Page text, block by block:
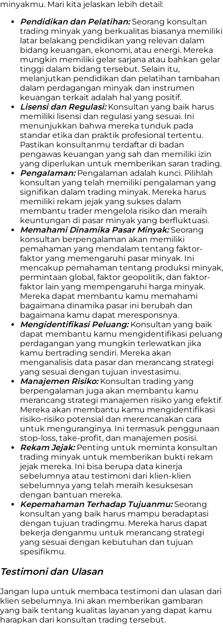
minyakmu. Mari kita jelaskan lebih detail:
Pendidikan dan Pelatihan:Seorang konsultan
trading minyak yang berkualitas biasanya memiliki
latar belakang pendidikan yang relevan dalam
bidang keuangan, ekonomi, atau energi. Mereka
mungkin memiliki gelar sarjana atau bahkan gelar
tinggi dalam bidang tersebut. Selain itu,
melanjutkan pendidikan dan pelatihan tambahan
dalam perdagangan minyak dan instrumen
keuangan terkait adalah hal yang positif.
Lisensi dan Regulasi:Konsultan yang baik harus
memiliki lisensi dan regulasi yang sesuai. Ini
menunjukkan bahwa mereka tunduk pada
standar etika dan praktik profesional tertentu.
Pastikan konsultanmu terdaftar di badan
pengawas keuangan yang sah dan memiliki izin
yang diperlukan untuk memberikan saran trading.
Pengalaman:Pengalaman adalah kunci. Pilihlah
konsultan yang telah memiliki pengalaman yang
signifikan dalam trading minyak. Mereka harus
memiliki rekam jejak yang sukses dalam
membantu trader mengelola risiko dan meraih
keuntungan di pasar minyak yang berfluktuasi.
Memahami Dinamika Pasar Minyak:Seorang
konsultan berpengalaman akan memiliki
pemahaman yang mendalam tentang faktor-
faktor yang memengaruhi pasar minyak. Ini
mencakup pemahaman tentang produksi minyak,
permintaan global, faktor geopolitik, dan faktor-
faktor lain yang mempengaruhi harga minyak.
Mereka dapat membantu kamu memahami
bagaimana dinamika pasar ini berubah dan
bagaimana kamu dapat meresponsnya.
Mengidentifikasi Peluang:Konsultan yang baik
dapat membantu kamu mengidentifikasi peluang
perdagangan yang mungkin terlewatkan jika
kamu bertrading sendiri. Mereka akan
menganalisis data pasar dan merancang strategi
yang sesuai dengan tujuan investasimu.
Manajemen Risiko:Konsultan trading yang
berpengalaman juga akan membantu kamu
merancang strategi manajemen risiko yang efektif.
Mereka akan membantu kamu mengidentifikasi
risiko-risiko potensial dan merencanakan cara
untuk menguranginya. Ini termasuk penggunaan
stop-loss, take-profit, dan manajemen posisi.
Rekam Jejak:Penting untuk meminta konsultan
trading minyak untuk memberikan bukti rekam
jejak mereka. Ini bisa berupa data kinerja
sebelumnya atau testimoni dari klien-klien
sebelumnya yang telah meraih kesuksesan
dengan bantuan mereka.
Kepemahaman Terhadap Tujuanmu:Seorang
konsultan yang baik harus mampu beradaptasi
dengan tujuan tradingmu. Mereka harus dapat
bekerja denganmu untuk merancang strategi
yang sesuai dengan kebutuhan dan tujuan
spesifikmu.
Testimoni dan Ulasan
Jangan lupa untuk membaca testimoni dan ulasan dari
klien sebelumnya. Ini akan memberikan gambaran
yang baik tentang kualitas layanan yang dapat kamu
harapkan dari konsultan trading tersebut.